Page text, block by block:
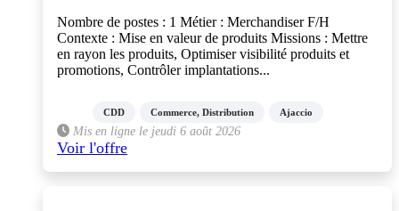
Nombre de postes : 1 Métier : Merchandiser F/H
Contexte : Mise en valeur de produits Missions : Mettre
en rayon les produits, Optimiser visibilité produits et
promotions, Contrôler implantations...
CDD Commerce, Distribution Ajaccio
Mis en ligne le jeudi 6 août 2026
Voir l'offre